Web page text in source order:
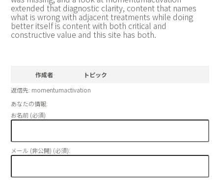
extended that diagnostic clarity, content that names
what is wrong with adjacent treatments while doing
better itself is content with both critical and
constructive value and this site has both.
作成者
トピック
返信先: momentumactivation
あなたの情報:
お名前 (必須)
メール (非公開) (必須):